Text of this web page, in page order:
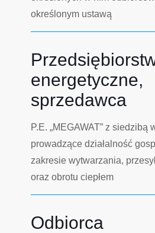
określonym ustawą
energetyczne,
sprzedawca
P.E. „MEGAWAT” z siedzibą
prowadzące działalność
zakresie wytwarzania,
oraz obrotu ciepłem
Odbiorca